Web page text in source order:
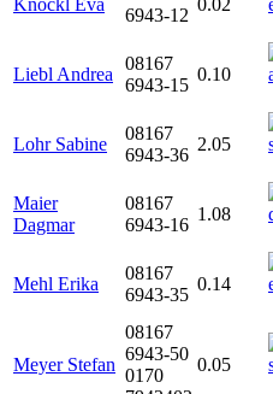
Knöckl Eva
6943-12
0.02
Liebl Andrea
08167
6943-15
0.10
Lohr Sabine
08167
6943-36
2.05
Maier
Dagmar
08167
6943-16
1.08
Mehl Erika
08167
6943-35
0.14
Meyer Stefan
08167
6943-50
0170
0.05